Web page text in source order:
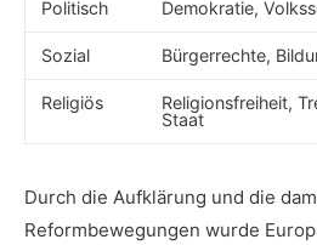
Politisch Demokratie,
Sozial Bürgerrechte,
Religiös
Religionsfreiheit,
Staat
Durch die Aufklärung und​ die
Reformbewegungen wurde